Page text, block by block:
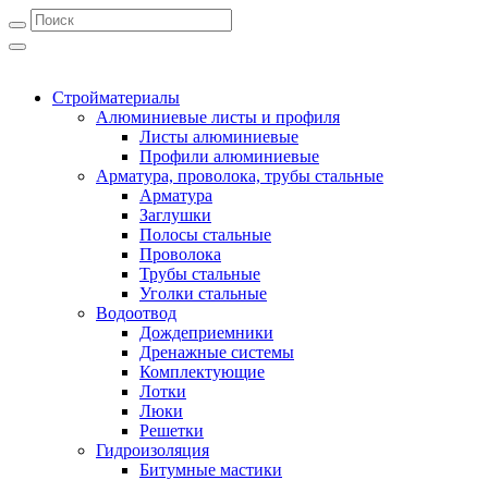
Стройматериалы
Алюминиевые листы и профиля
Листы алюминиевые
Профили алюминиевые
Арматура, проволока, трубы стальные
Арматура
Заглушки
Полосы стальные
Проволока
Трубы стальные
Уголки стальные
Водоотвод
Дождеприемники
Дренажные системы
Комплектующие
Лотки
Люки
Решетки
Гидроизоляция
Битумные мастики